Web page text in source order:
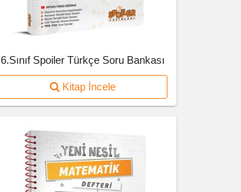
6.Sınıf Spoiler Türkçe Soru Bankası
Kitap İncele